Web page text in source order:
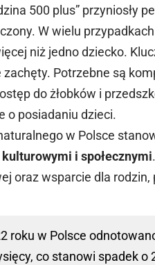
500 plus” przyniosły
W wielu
niż jedno dziecko.
Potrzebne są
do żłobków i
o posiadaniu dzieci.
w Polsce
i społecznymi
oraz wsparcie dla
roku w Polsce
co stanowi spadek o